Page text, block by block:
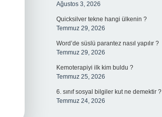
Ağustos 3, 2026
Quicksilver tekne hangi ülkenin ?
Temmuz 29, 2026
Word’de süslü parantez nasıl yapılır ?
Temmuz 29, 2026
Kemoterapiyi ilk kim buldu ?
Temmuz 25, 2026
6. sınıf sosyal bilgiler kut ne demektir ?
Temmuz 24, 2026